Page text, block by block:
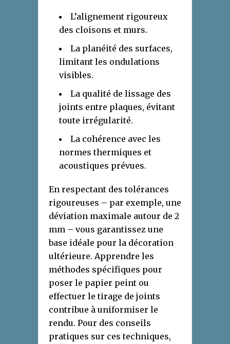
L’alignement rigoureux
des cloisons et murs.
La planéité des surfaces,
limitant les ondulations
visibles.
La qualité de lissage des
joints entre plaques, évitant
toute irrégularité.
La cohérence avec les
normes thermiques et
acoustiques prévues.
En respectant des tolérances
rigoureuses – par exemple, une
déviation maximale autour de 2
mm – vous garantissez une
base idéale pour la décoration
ultérieure. Apprendre les
méthodes spécifiques pour
poser le papier peint ou
effectuer le tirage de joints
contribue à uniformiser le
rendu. Pour des conseils
pratiques sur ces techniques,